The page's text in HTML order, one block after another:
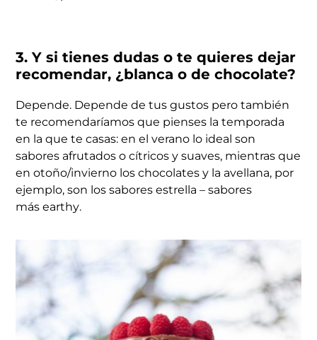
3. Y si tienes dudas o te quieres dejar
recomendar, ¿blanca o de chocolate?
Depende. Depende de tus gustos pero también
te recomendaríamos que pienses la temporada
en la que te casas: en el verano lo ideal son
sabores afrutados o cítricos y suaves, mientras que
en otoño/invierno los chocolates y la avellana, por
ejemplo, son los sabores estrella – sabores
másearthy.